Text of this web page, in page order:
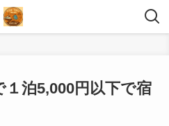
１泊5,000円以下で宿